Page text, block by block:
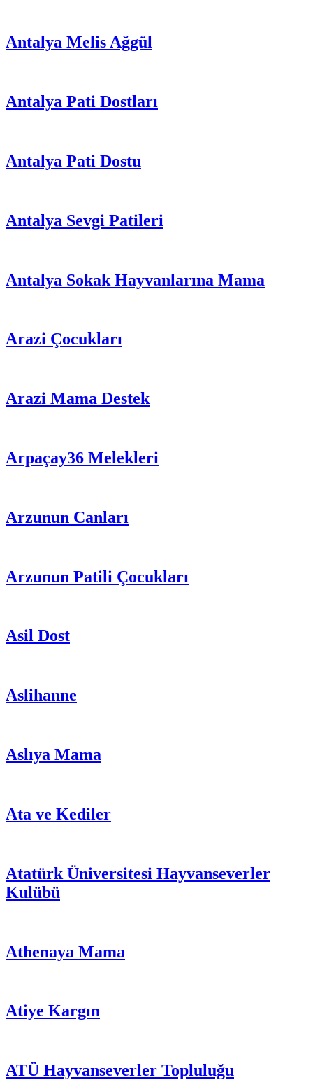
Antalya Melis Ağgül
Antalya Pati Dostları
Antalya Pati Dostu
Antalya Sevgi Patileri
Antalya Sokak Hayvanlarına Mama
Arazi Çocukları
Arazi Mama Destek
Arpaçay36 Melekleri
Arzunun Canları
Arzunun Patili Çocukları
Asil Dost
Aslihanne
Aslıya Mama
Ata ve Kediler
Atatürk Üniversitesi Hayvanseverler
Kulübü
Athenaya Mama
Atiye Kargın
ATÜ Hayvanseverler Topluluğu